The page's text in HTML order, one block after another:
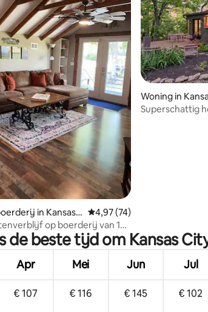
van 4,94 op 5, 31 recensies
in Kansas
Gemiddelde beoordeling van
4,97 (74)
op boerderij van 100
Woning in
Superschattig
de beste tijd om Kansas
Apr Mei Jun Jul
€ 107 € 116 € 145 € 102